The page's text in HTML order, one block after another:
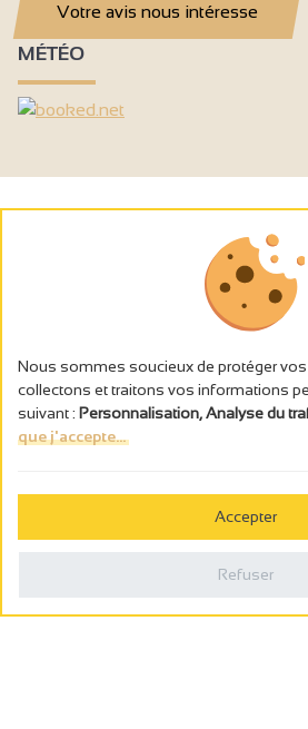
Votre avis nous intéresse
MÉTÉO
L’abus d’alcool est dangereux pour la
Politique de confidentialité
Nous sommes soucieux de protéger
collectons et traitons vos informations
suivant : Personnalisation, Analyse du
que j'accepte...
Accepter
Refuser